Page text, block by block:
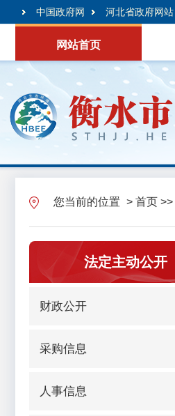
中国政府网 河北省政府网站
网站首页
您当前的位置 > 首页 >>
法定主动公开
财政公开
采购信息
人事信息